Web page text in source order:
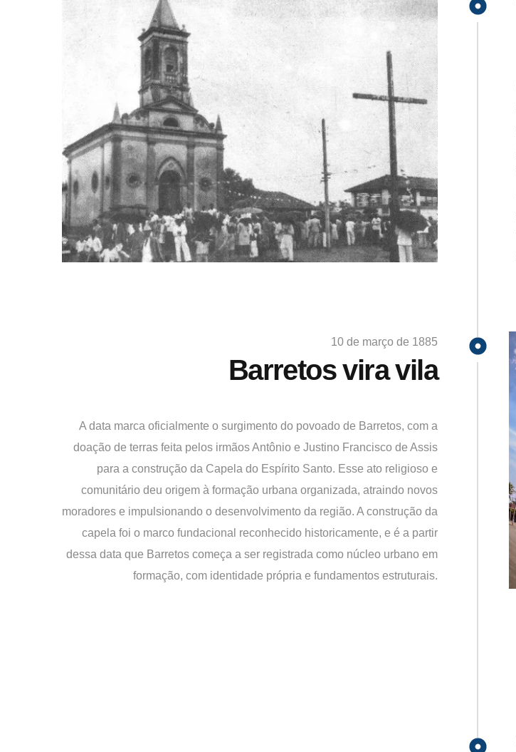
10 de março de 1885
Barretos vira vila
A data marca oficialmente o surgimento do povoado de Barretos, com a
doação de terras feita pelos irmãos Antônio e Justino Francisco de Assis
para a construção da Capela do Espírito Santo. Esse ato religioso e
comunitário deu origem à formação urbana organizada, atraindo novos
moradores e impulsionando o desenvolvimento da região. A construção da
capela foi o marco fundacional reconhecido historicamente, e é a partir
dessa data que Barretos começa a ser registrada como núcleo urbano em
formação, com identidade própria e fundamentos estruturais.